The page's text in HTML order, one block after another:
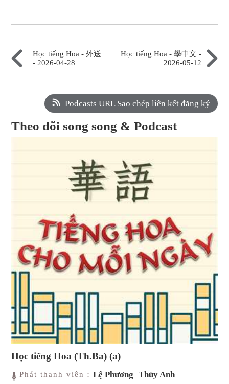
Học tiếng Hoa - 外送
- 2026-04-28
Học tiếng Hoa - 學中文 -
2026-05-12
Podcasts URL Sao chép liên kết đăng ký
Theo dõi song song & Podcast
Học tiếng Hoa (Th.Ba) (a)
Phát thanh viên：Lệ Phương Thúy Anh